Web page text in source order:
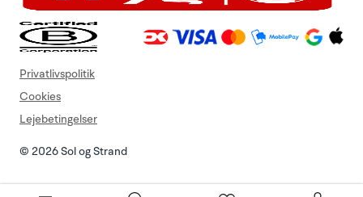
© 2026 Sol og Strand
Privatlivspolitik
Cookies
Lejebetingelser